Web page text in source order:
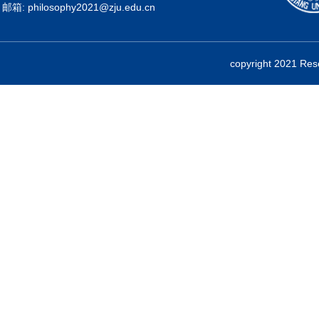
邮箱: philosophy2021@zju.edu.cn
copyright 2021